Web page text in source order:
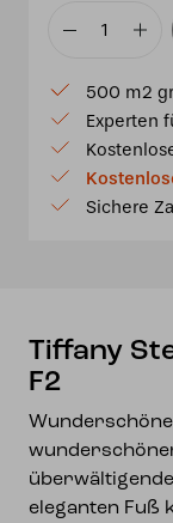
Tiffany
Georgia
50
-
F2
Menge
500 m2
Experten
Sichere
Tiffany
F2
eleganten Fuß